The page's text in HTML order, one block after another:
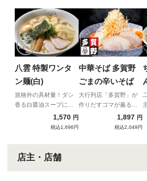
八雲 特製ワンタ
ン麺(白)
規格外の具材量！ダシ
香る白醤油スープに名
物ワンタンが6個も入っ
た贅沢ワンタン麺！
1,570 円
税込1,696円
中華そば 多賀野
ごまの辛いそば
大行列店「多賀野」が
作りだすゴマが薫る辛
1,897 円
税込2,049円
店主・店舗